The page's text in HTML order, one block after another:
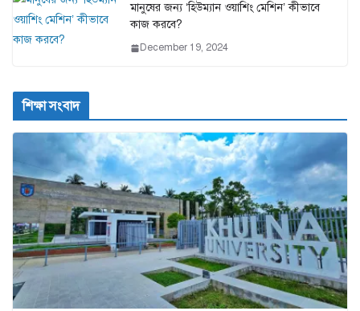
মানুষের জন্য ‘হিউম্যান ওয়াশিং মেশিন’ কীভাবে
কাজ করবে?
December 19, 2024
শিক্ষা সংবাদ